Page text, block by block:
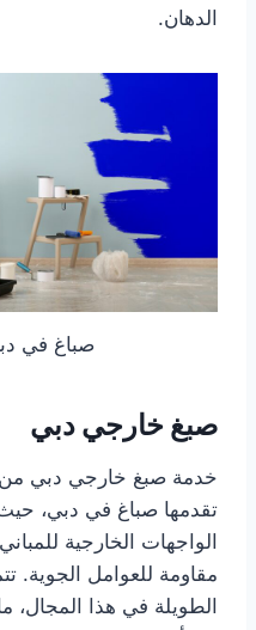
الدهان.
صباغ في
صبغ خارجي دبي
خدمة صبغ خارجي دبي من
تقدمها صباغ في دبي،
الواجهات الخارجية
مقاومة للعوامل الجوية.
الطويلة في هذا المجال،